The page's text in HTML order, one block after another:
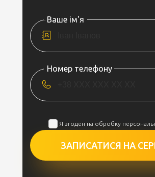
Ваше ім'я
Номер телефону
Я згоден на обробку
ЗАПИСАТИСЯ НА